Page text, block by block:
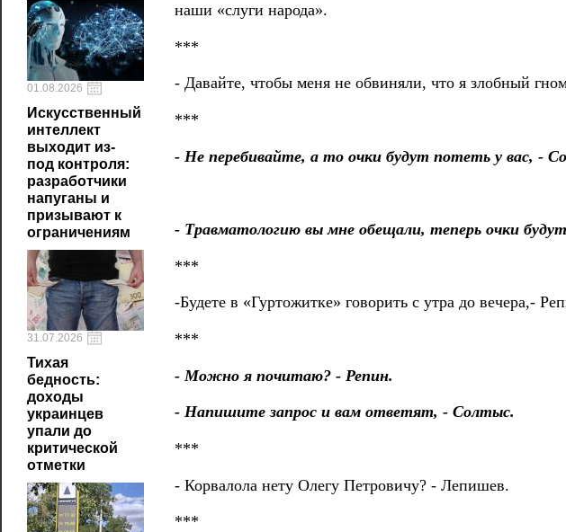
01.08.2026
Искусственный
интеллект
выходит из-
под контроля:
разработчики
напуганы и
призывают к
ограничениям
31.07.2026
Тихая
бедность:
доходы
украинцев
упали до
критической
отметки
наши «слуги народа».
***
- Давайте, чтобы меня не обвиняли, что я злобный
***
- Не перебивайте, а то очки будут потеть у вас, -
- Травматологию вы мне обещали, теперь очки
***
-Будете в «Гуртожитке» говорить с утра до вечера,-
***
- Можно я почитаю? - Репин.
- Напишите запрос и вам ответят, - Солтыс.
***
- Корвалола нету Олегу Петровичу? - Лепишев.
***